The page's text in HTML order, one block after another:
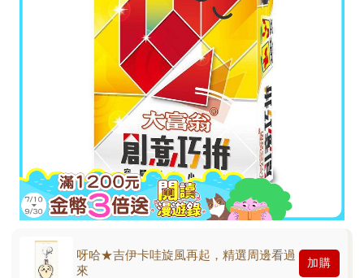
呀哈★吉伊卡哇旋風再起，精選周邊看過
來
加購